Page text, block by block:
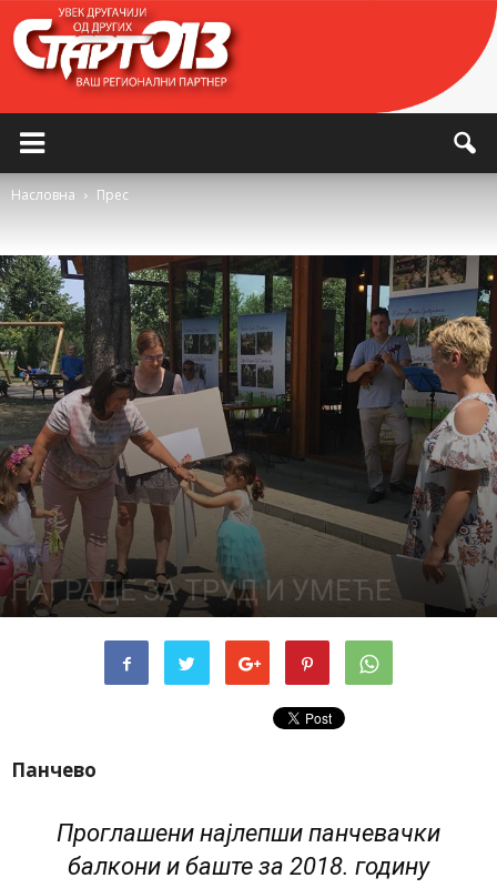
Насловна Прес
Прес
НАГРАДЕ ЗА ТРУД И УМЕЋЕ
Панчево
Проглашени најлепши панчевачки
балкони и баште за 2018. годину